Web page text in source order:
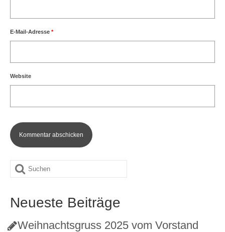
E-Mail-Adresse *
Website
Suche
nach:
Neueste Beiträge
Weihnachtsgruss 2025 vom Vorstand